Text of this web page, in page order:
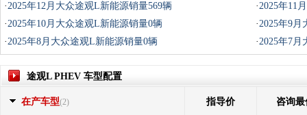
·2025年12月大众途观L新能源销量569辆 ·2025年11
·2025年10月大众途观L新能源销量0辆 ·2025年9月
·2025年8月大众途观L新能源销量0辆 ·2025年7月
途观L PHEV 车型配置
在产车型(2) 指导价 咨询最